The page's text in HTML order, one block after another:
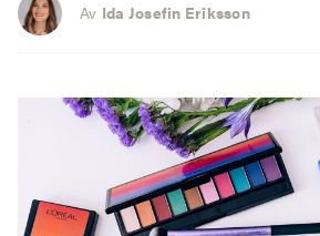
Av Ida Josefin Eriksson